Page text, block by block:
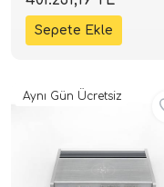
Modelleri
RMS | 2100W Mono |
SPLHIFI
Aynı Gün Ücretsiz